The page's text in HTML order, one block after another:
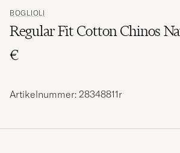
BOGLIOLI
Regular Fit Cotton Chinos
€
Artikelnummer: 28348811r